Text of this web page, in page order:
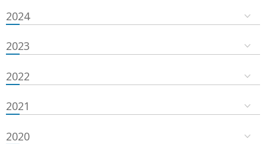
2024
2023
2022
2021
2020